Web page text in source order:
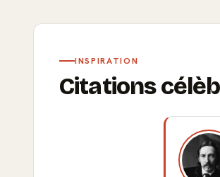
INSPIRATION
Citations